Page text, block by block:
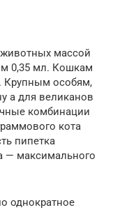
массой
0,35 мл. Кошкам
Крупным особям,
а для великанов
комбинации
кота
пипетка
— максимального
однократное